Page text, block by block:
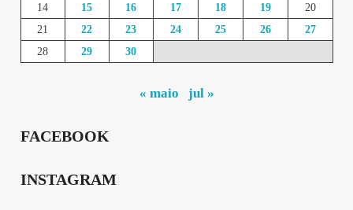
14
15 16 17 18 19
20
21
22 23 24 25 26
27
28
29 30
« maio jul »
FACEBOOK
INSTAGRAM